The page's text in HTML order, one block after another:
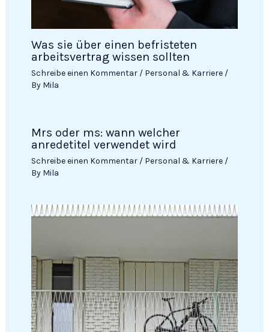
Was sie über einen befristeten
arbeitsvertrag wissen sollten
Schreibe einen Kommentar / Personal & Karriere/
By Mila
Mrs oder ms: wann welcher
anredetitel verwendet wird
Schreibe einen Kommentar / Personal & Karriere/
By Mila